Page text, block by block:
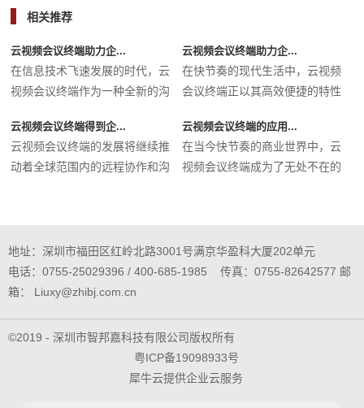
相关推荐
云视频会议终端助力企...
在信息技术飞速发展的时代，云
视频会议终端作为一种全新的沟
云视频会议终端助力企...
在快节奏的现代生活中，云视频
会议终端正以其高效便捷的特性
云视频会议终端得到企...
云视频会议终端的发展将继续推
动着全球范围内的远程协作和沟
云视频会议终端的应用...
在当今快节奏的商业世界中，云
视频会议终端成为了无处不在的
地址：深圳市福田区红岭北路3001号满京华盈科大厦202单元
电话：0755-25029396 / 400-685-1985 传真：0755-82642577 邮
箱： Liuxy@zhibj.com.cn
©2019 - 深圳市智邦嘉科技有限公司版权所有
粤ICP备19098933号
犀牛云提供企业云服务